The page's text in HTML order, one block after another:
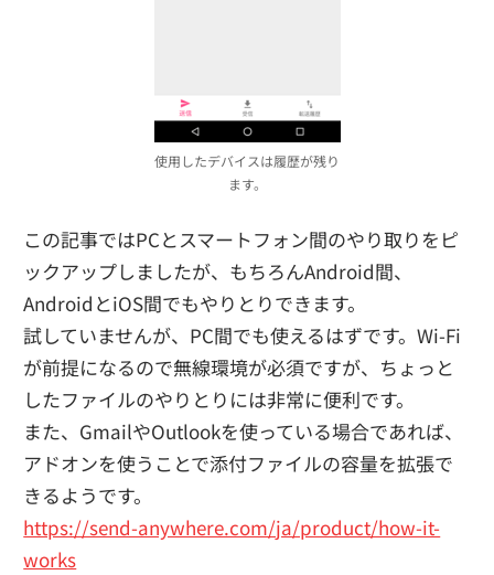
使用したデバイスは履歴が残り
ます。
この記事ではPCとスマートフォン間のやり取りをピ
ックアップしましたが、もちろんAndroid間、
AndroidとiOS間でもやりとりできます。
試していませんが、PC間でも使えるはずです。Wi-Fi
が前提になるので無線環境が必須ですが、ちょっと
したファイルのやりとりには非常に便利です。
また、GmailやOutlookを使っている場合であれば、
アドオンを使うことで添付ファイルの容量を拡張で
きるようです。
https://send-anywhere.com/ja/product/how-it-
works